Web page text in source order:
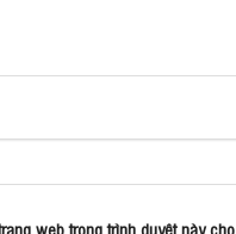
web trong trình duyệt này